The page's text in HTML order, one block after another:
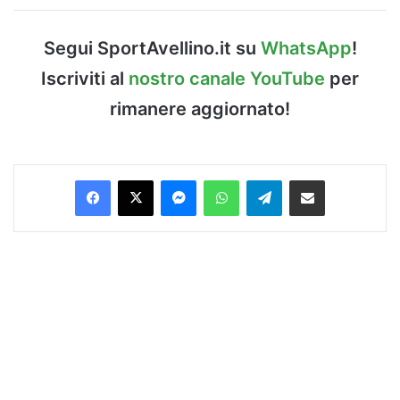
Segui SportAvellino.it su WhatsApp!
Iscriviti al nostro canale YouTube per
rimanere aggiornato!
Facebook
X MessengerWhatsAppTelegramCondividi via Email